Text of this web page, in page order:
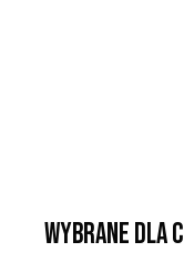
Wybrane dla